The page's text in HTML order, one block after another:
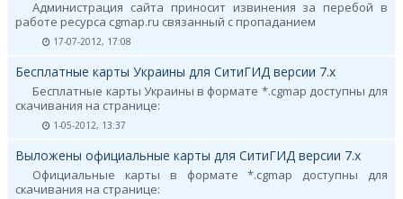
Администрация сайта приносит извинения за перебой в
работе ресурса cgmap.ru связанный с пропаданием
17-07-2012, 17:08
Бесплатные карты Украины для СитиГИД версии 7.х
Бесплатные карты Украины в формате *.cgmap доступны для
скачивания на странице:
1-05-2012, 13:37
Выложены официальные карты для СитиГИД версии 7.х
Официальные карты в формате *.cgmap доступны для
скачивания на странице: